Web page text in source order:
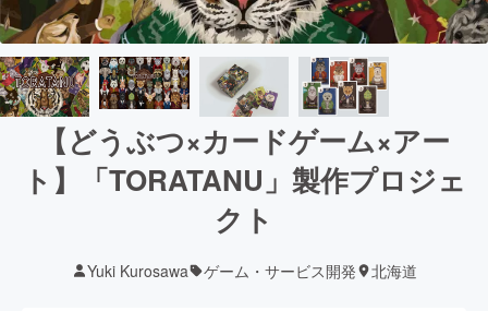
【どうぶつ×カードゲーム×アー
ト】「TORATANU」製作プロジェ
クト
Yuki Kurosawa ゲーム・サービス開発 北海道